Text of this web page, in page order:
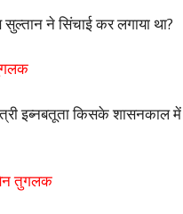
ने सिंचाई कर लगाया था?
इब्नबतूता किसके शासनकाल
तुगलक